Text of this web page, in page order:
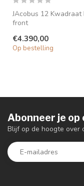
JAcobus 12 Kwadraat
front
beton front is, net
€4.390,00
Op bestelling
Abonneer je
Blijf op de hoogte over